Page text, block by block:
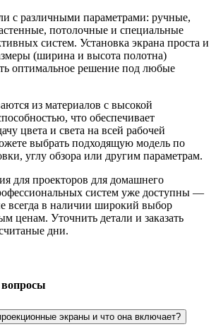
с различными параметрами: ручные,
потолочные и специальные
систем. Установка экрана проста и
(ширина и высота полотна)
оптимальное решение под любые
из материалов с высокой
что обеспечивает
цвета и света на всей рабочей
выбрать подходящую модель по
углу обзора или другим параметрам.
для проекторов для домашнего
систем уже доступны —
всегда в наличии широкий выбор
ценам. Уточнить детали и заказать
дни.
экраны и что она включает?